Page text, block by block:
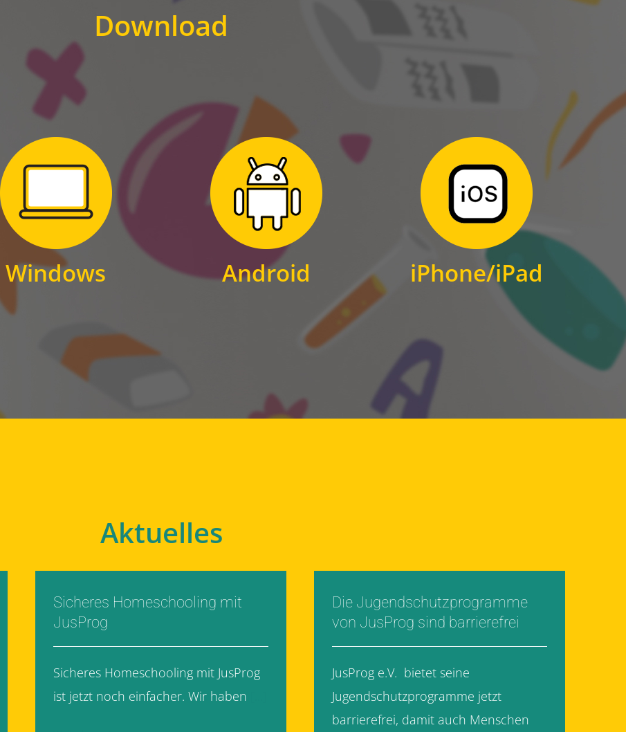
Download
Windows
Zum Download
für Windows
Android
Zum Download
für Android
iPhone/iPad
Zum Download
für iPhone und iPad
Aktuelles
Sicheres Homeschooling mit
JusProg
Sicheres Homeschooling mit JusProg
ist jetzt noch einfacher. Wir haben
Die Jugendschutzprogramme
von JusProg sind barrierefrei
JusProg e.V. bietet seine
Jugendschutzprogramme jetzt
barrierefrei, damit auch Menschen